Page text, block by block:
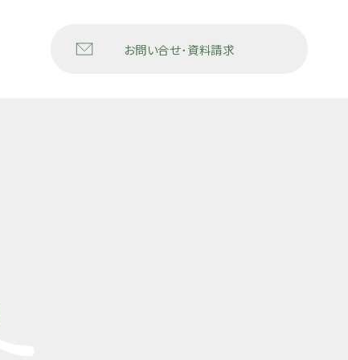
お問い合せ･資料請求